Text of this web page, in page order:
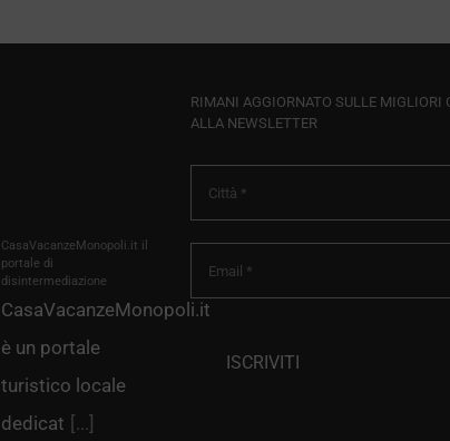
CasaVacanzeMonopoli.it il
portale di
disintermediazione
CasaVacanzeMonopoli.it
è un portale
turistico locale
dedicat [...]
RIMANI AGGIORNATO SULLE MIGLIORI
ALLA NEWSLETTER